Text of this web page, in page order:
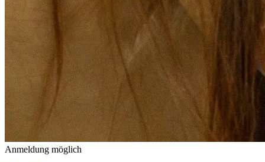
Anmeldung möglich